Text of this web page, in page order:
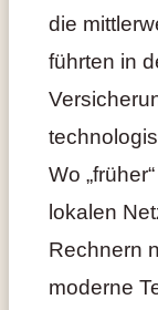
die
führten in
Wo
lokalen
Rechnern
moderne